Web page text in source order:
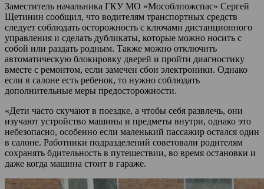
Заместитель начальника ГКУ МО «Мособлпожспас» Сергей
Щетинин сообщил, что водителям транспортных средств
следует соблюдать осторожность с ключами дистанционного
управления и сделать дубликаты, которые можно носить с
собой или раздать родным. Также можно отключить
автоматическую блокировку дверей и пройти диагностику
вместе с ремонтом, если замечен сбои электроники. Однако
если в салоне есть ребенок, то нужно соблюдать
дополнительные меры предосторожности.
«Дети часто скучают в поездке, а чтобы себя развлечь, они
изучают устройство машины и предметы внутри, однако это
небезопасно, особенно если маленький пассажир остался один
в салоне. Работники подразделений советовали родителям
сохранять бдительность в путешествии, во время остановки и
даже когда машина стоит в гараже.